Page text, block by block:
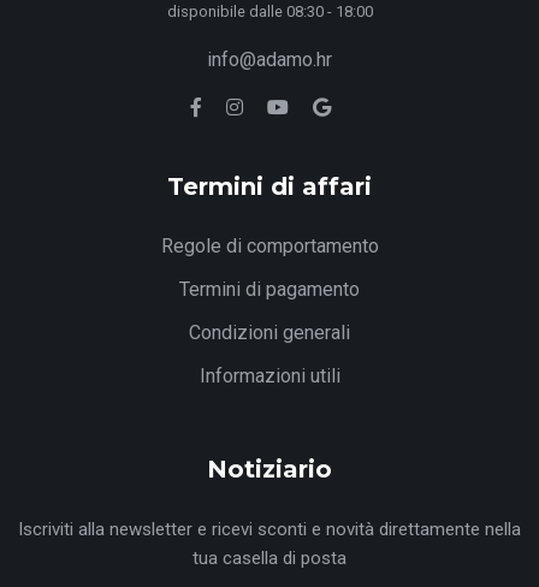
disponibile dalle 08:30 - 18:00
info@adamo.hr
Termini di affari
Regole di comportamento
Termini di pagamento
Condizioni generali
Informazioni utili
Notiziario
Iscriviti alla newsletter e ricevi sconti e novità direttamente nella
tua casella di posta